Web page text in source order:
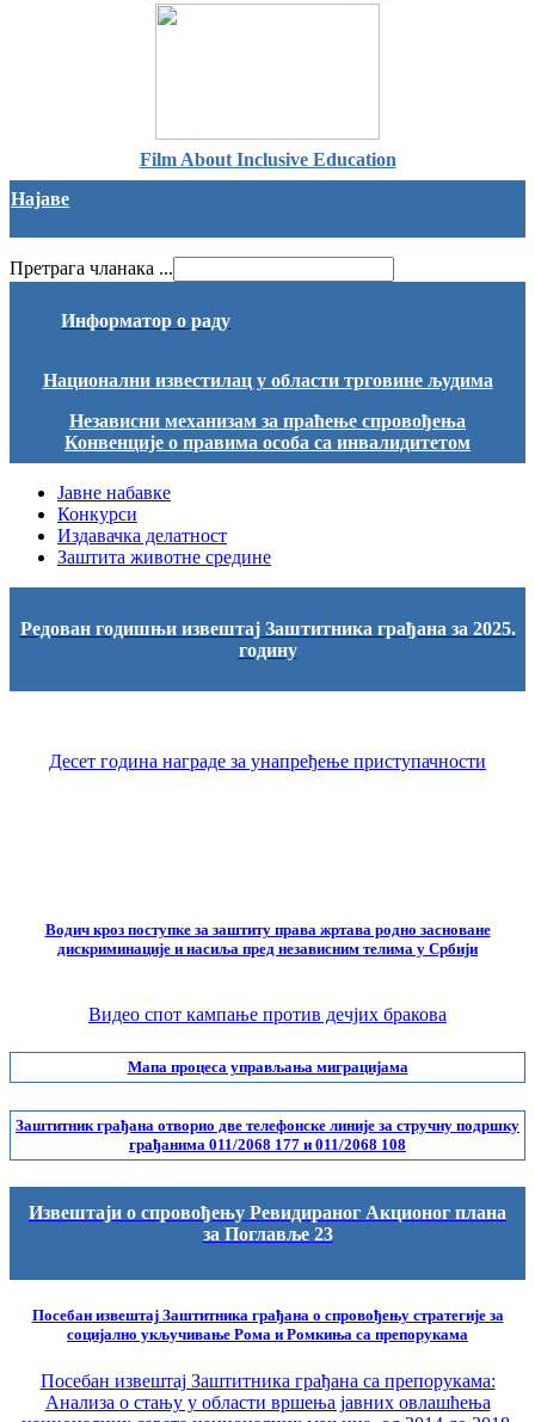
Film About Inclusive Education
Најаве
Претрага чланака ...
Информатор о раду
Национални известилац у области трговине људима
Независни механизам за праћење спровођења
Конвенције о правима особа са инвалидитетом
Јавне набавке
Конкурси
Издавачка делатност
Заштита животне средине
Редован годишњи извештај Заштитника грађана за 2025.
годину
Десет година награде за унапређење приступачности
Водич кроз поступке за заштиту права жртава родно засноване
дискриминације и насиља пред независним телима у Србији
Видео спот кампање против дечјих бракова
Мапа процеса управљања миграцијама
Заштитник грађана отворио две телефонске линије за стручну подршку
грађанима 011/2068 177 и 011/2068 108
Извештаји о спровођењу Ревидираног Акционог плана
за Поглавље 23
Посебан извештај Заштитника грађана о спровођењу стратегије за
социјално укључивање Рома и Ромкиња са препорукама
Посебан извештај Заштитника грађана са препорукама:
Анализа о стању у области вршења јавних овлашћења